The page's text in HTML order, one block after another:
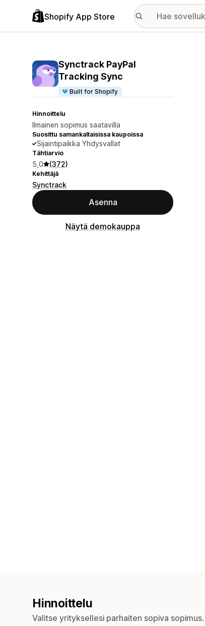
Shopify App Store
Synctrack PayPal
Tracking Sync
Built for Shopify
Hinnoittelu
Ilmainen sopimus saatavilla
Suosittu samankaltaisissa kaupoissa
Sijaintipaikka Yhdysvallat
Tähtiarvio
5,0 (372)
Kehittäjä
Synctrack
Asenna
Näytä demokauppa
Hinnoittelu
Valitse yrityksellesi parhaiten sopiva sopimus.